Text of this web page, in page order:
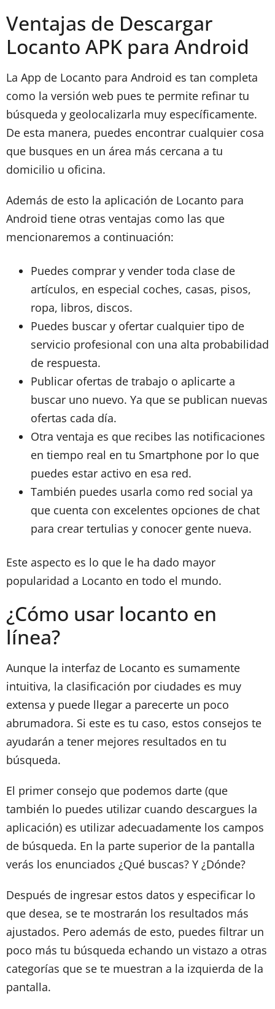
Ventajas de Descargar
Locanto APK para Android
La App de Locanto para Android es tan completa
como la versión web pues te permite refinar tu
búsqueda y geolocalizarla muy específicamente.
De esta manera, puedes encontrar cualquier cosa
que busques en un área más cercana a tu
domicilio u oficina.
Además de esto la aplicación de Locanto para
Android tiene otras ventajas como las que
mencionaremos a continuación:
Puedes comprar y vender toda clase de
artículos, en especial coches, casas, pisos,
ropa, libros, discos.
Puedes buscar y ofertar cualquier tipo de
servicio profesional con una alta probabilidad
de respuesta.
Publicar ofertas de trabajo o aplicarte a
buscar uno nuevo. Ya que se publican nuevas
ofertas cada día.
Otra ventaja es que recibes las notificaciones
en tiempo real en tu Smartphone por lo que
puedes estar activo en esa red.
También puedes usarla como red social ya
que cuenta con excelentes opciones de chat
para crear tertulias y conocer gente nueva.
Este aspecto es lo que le ha dado mayor
popularidad a Locanto en todo el mundo.
¿Cómo usar locanto en
línea?
Aunque la interfaz de Locanto es sumamente
intuitiva, la clasificación por ciudades es muy
extensa y puede llegar a parecerte un poco
abrumadora. Si este es tu caso, estos consejos te
ayudarán a tener mejores resultados en tu
búsqueda.
El primer consejo que podemos darte (que
también lo puedes utilizar cuando descargues la
aplicación) es utilizar adecuadamente los campos
de búsqueda. En la parte superior de la pantalla
verás los enunciados ¿Qué buscas? Y ¿Dónde?
Después de ingresar estos datos y especificar lo
que desea, se te mostrarán los resultados más
ajustados. Pero además de esto, puedes filtrar un
poco más tu búsqueda echando un vistazo a otras
categorías que se te muestran a la izquierda de la
pantalla.